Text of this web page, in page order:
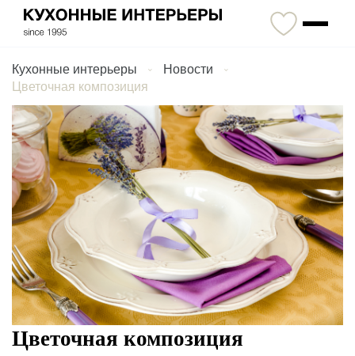
Кухонные интерьеры
Новости
Цветочная композиция
Цветочная композиция